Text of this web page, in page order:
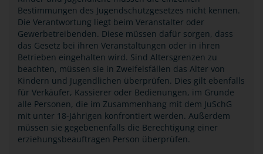
Bestimmungen des Jugendschutzgesetzes nicht kennen.
Die Verantwortung liegt beim Veranstalter oder
Gewerbetreibenden. Diese müssen dafür sorgen, dass
das Gesetz bei ihren Veranstaltungen oder in ihren
Betrieben eingehalten wird. Sind Altersgrenzen zu
beachten, müssen sie in Zweifelsfällen das Alter von
Kindern und Jugendlichen überprüfen. Dies gilt ebenfalls
für Verkäufer, Kassierer oder Bedienungen, im Grunde
alle Personen, die im Zusammenhang mit dem JuSchG
mit unter 18-Jährigen konfrontiert werden. Außerdem
müssen sie gegebenenfalls die Berechtigung einer
erziehungsbeauftragen Person überprüfen.